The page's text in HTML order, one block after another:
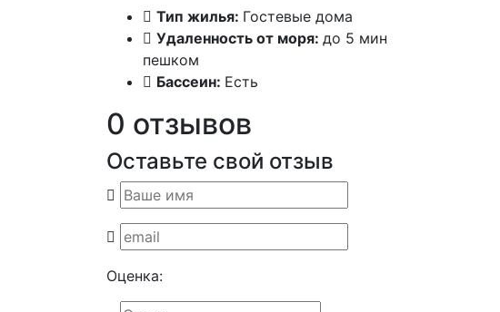
Тип жилья: Гостевые дома
Удаленность от моря: до 5 мин
пешком
Бассеин: Есть
0 отзывов
Оставьте свой отзыв
Оценка: